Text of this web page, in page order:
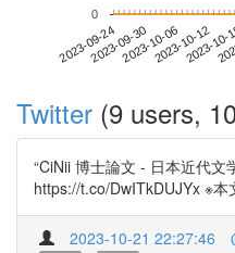
2023-09-242023-09-302023-10-062023-10-12
2023-
0
Twitter (9 users,
“CiNii 博士論文 - 日本近代文
https://t.co/DwITkDUJYx ※本
2023-10-21 22:27:46